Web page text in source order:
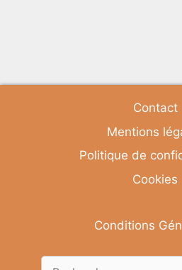
Contact
Mentions
Politique de
Cookies
Conditions